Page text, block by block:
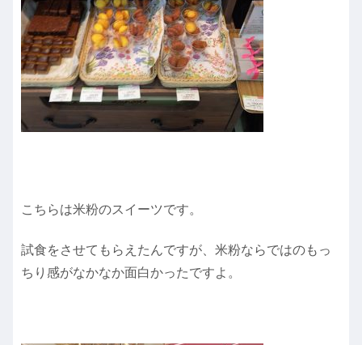
こちらは米粉のスイーツです。
試食をさせてもらえたんですが、米粉ならではのもっ
ちり感がなかなか面白かったですよ。